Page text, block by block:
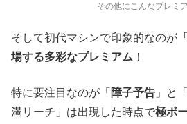
その他にこんなプレミ
そして初代マシンで印象的なのが
場する多彩なプレミアム ！
特に要注目なのが「 障子予告 」と「
満リーチ」は出現した時点で極ボ